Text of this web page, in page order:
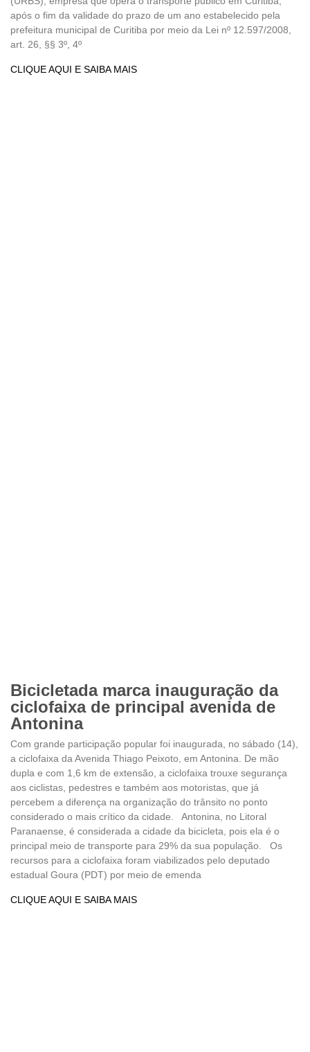
após o fim da validade do prazo de um ano estabelecido pela
prefeitura municipal de Curitiba por meio da Lei nº 12.597/2008,
art. 26, §§ 3º, 4º
CLIQUE AQUI E SAIBA MAIS
Bicicletada marca inauguração da
ciclofaixa de principal avenida de
Antonina
Com grande participação popular foi inaugurada, no sábado (14),
a ciclofaixa da Avenida Thiago Peixoto, em Antonina. De mão
dupla e com 1,6 km de extensão, a ciclofaixa trouxe segurança
aos ciclistas, pedestres e também aos motoristas, que já
percebem a diferença na organização do trânsito no ponto
considerado o mais crítico da cidade. Antonina, no Litoral
Paranaense, é considerada a cidade da bicicleta, pois ela é o
principal meio de transporte para 29% da sua população. Os
recursos para a ciclofaixa foram viabilizados pelo deputado
estadual Goura (PDT) por meio de emenda
CLIQUE AQUI E SAIBA MAIS